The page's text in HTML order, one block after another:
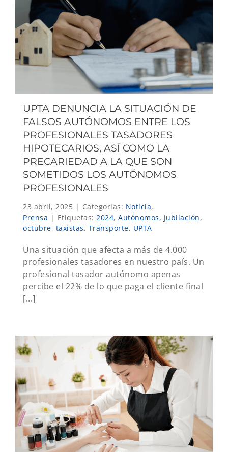
UPTA DENUNCIA LA SITUACIÓN DE
FALSOS AUTÓNOMOS ENTRE LOS
PROFESIONALES TASADORES
HIPOTECARIOS, ASÍ COMO LA
PRECARIEDAD A LA QUE SON
SOMETIDOS LOS AUTÓNOMOS
PROFESIONALES
23 abril, 2025 | Categorías: Noticia,
Prensa | Etiquetas: 2024, Autónomos, Jubilación,
octubre, taxistas, Transporte, UPTA
Una situación que afecta a más de 4.000
profesionales tasadores en nuestro país. Un
profesional tasador autónomo apenas
percibe el 22% de lo que paga el cliente final
[...]